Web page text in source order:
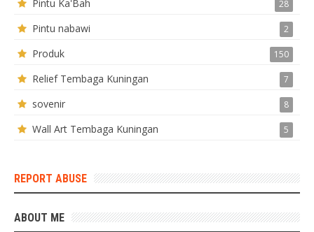
Pintu Ka'Bah 28
Pintu nabawi 2
Produk 150
Relief Tembaga Kuningan 7
sovenir 8
Wall Art Tembaga Kuningan 5
REPORT ABUSE
ABOUT ME